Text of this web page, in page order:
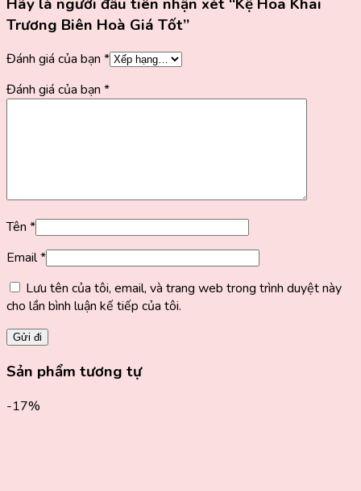
Trương Biên Hoà Giá Tốt”
Đánh giá của bạn *
Đánh giá của bạn *
Tên *
Email*
Lưu tên của tôi, email, và trang web trong trình duyệt này
cho lần bình luận kế tiếp của tôi.
Sản phẩm tương tự
-17%